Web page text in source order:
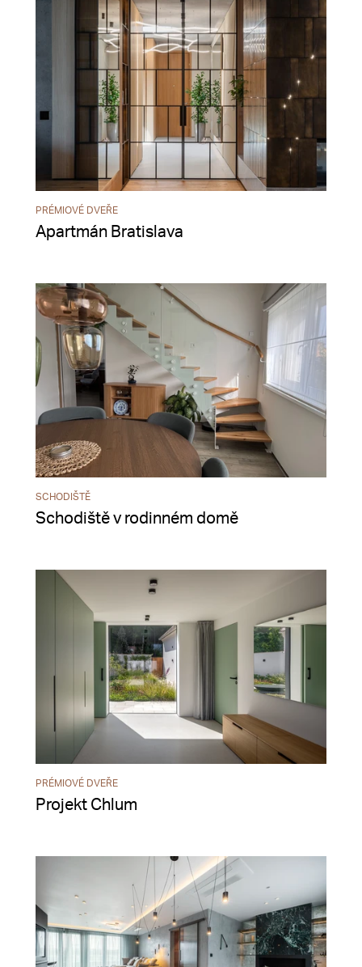
PRÉMIOVÉ DVEŘE
Apartmán Bratislava
SCHODIŠTĚ
Schodiště v rodinném domě
PRÉMIOVÉ DVEŘE
Projekt Chlum